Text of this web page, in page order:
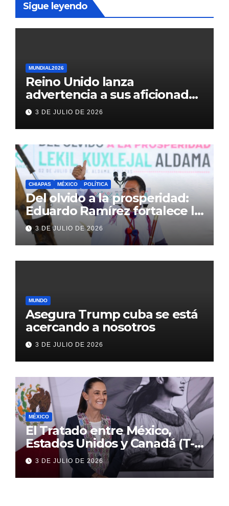
Sigue leyendo
MUNDIAL2026
Reino Unido lanza
advertencia a sus aficionados
antes del México vs
Inglaterra en el Mundial 2026
3 DE JULIO DE 2026
CHIAPAS MÉXICO POLÍTICA
Del olvido a la prosperidad:
Eduardo Ramírez fortalece la
transformación de Aldama
con inversión histórica
3 DE JULIO DE 2026
MUNDO
Asegura Trump cuba se está
acercando a nosotros
3 DE JULIO DE 2026
MÉXICO
El Tratado entre México,
Estados Unidos y Canadá (T-
MEC) se mantiene hasta el
2036: Presidenta Claudia
Sheinbaum
3 DE JULIO DE 2026